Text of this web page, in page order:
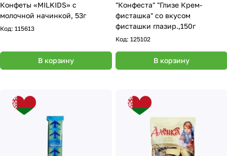
Конфеты «MILKIDS» с
молочной начинкой, 53г
Код: 115613
В корзину
"Конфеста" "Глизе Крем-
фисташка" со вкусом
фисташки глазир.,150г
Код: 125102
В корзину